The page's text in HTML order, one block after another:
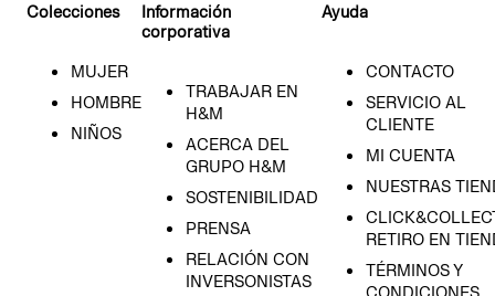
Colecciones
MUJER
HOMBRE
NIÑOS
Información
corporativa
TRABAJAR EN
H&M
ACERCA DEL
GRUPO H&M
SOSTENIBILIDAD
PRENSA
RELACIÓN CON
INVERSONISTAS
Ayuda
CONTACTO
SERVICIO AL
CLIENTE
MI CUENTA
NUESTRAS
RETIRO EN
TÉRMINOS Y